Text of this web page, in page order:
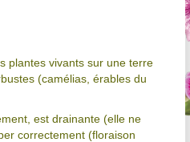
plantes vivants sur une terre
(camélias, érables du
est drainante (elle ne
correctement (floraison